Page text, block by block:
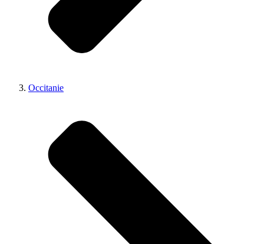
Occitanie